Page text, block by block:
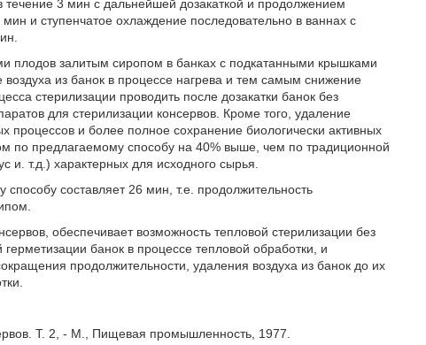
течение 3 мин с дальнейшей дозакаткой и продолжением
и ступенчатое охлаждение последовательно в ваннах с
плодов залитым сиропом в банках с подкатанными крышками
воздуха из банок в процессе нагрева и тем самым снижение
стерилизации проводить после дозакатки банок без
для стерилизации консервов. Кроме того, удаление
процессов и более полное сохранение биологически активных
по предлагаемому способу на 40% выше, чем по традиционной
и. т.д.) характерных для исходного сырья.
составляет 26 мин, т.е. продолжительность
обеспечивает возможность тепловой стерилизации без
банок в процессе тепловой обработки, и
продолжительности, удаления воздуха из банок до их
Т. 2, - М., Пищевая промышленность, 1977.